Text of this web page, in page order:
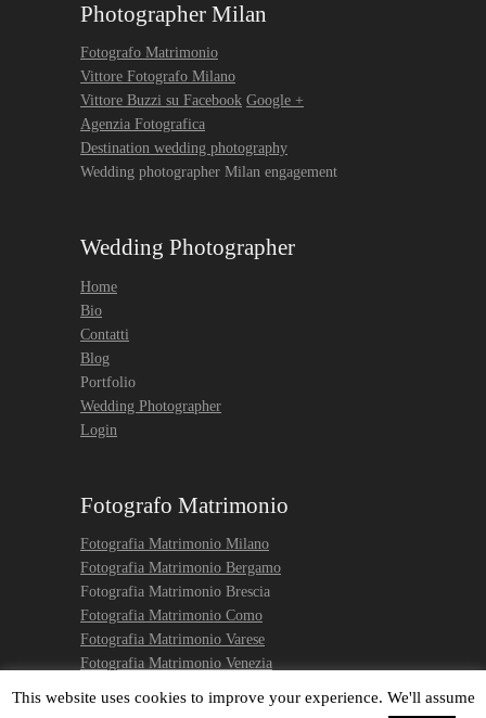
Photographer Milan
Fotografo Matrimonio
Vittore Fotografo Milano
Vittore Buzzi su Facebook Google +
Agenzia Fotografica
Destination wedding photography
Wedding photographer Milan engagement
Wedding Photographer
Home
Bio
Contatti
Blog
Portfolio
Wedding Photographer
Login
Fotografo Matrimonio
Fotografia Matrimonio Milano
Fotografia Matrimonio Bergamo
Fotografia Matrimonio Brescia
Fotografia Matrimonio Como
Fotografia Matrimonio Varese
Fotografia Matrimonio Venezia
This website uses cookies to improve your experience. We'll assume